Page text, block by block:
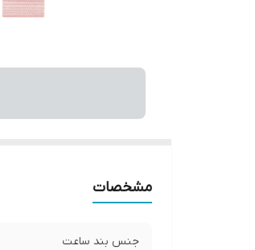
مشخصات
جنس بند ساعت